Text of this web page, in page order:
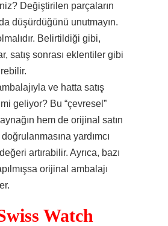
Değiştirilen parçaların
düşürdüğünü unutmayın.
Belirtildiği gibi,
satış sonrası eklentiler gibi
ve hatta satış
geliyor? Bu “çevresel”
hem de orijinal satın
yardımcı
artırabilir. Ayrıca, bazı
orijinal ambalajı
Watch